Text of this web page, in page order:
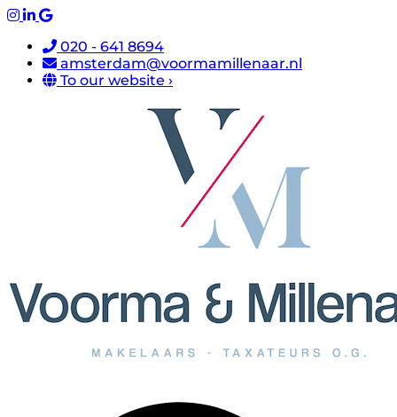
020 - 641 8694
amsterdam@voormamillenaar.nl
To our website ›